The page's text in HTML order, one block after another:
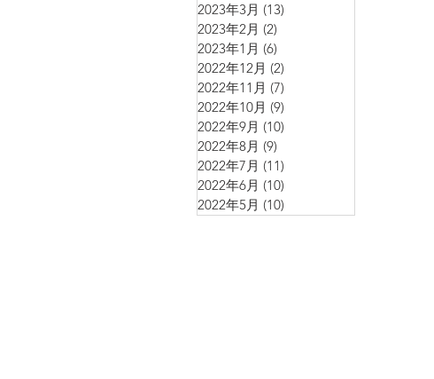
2023年3月 (13)
2023年2月 (2)
2023年1月 (6)
2022年12月 (2)
2022年11月 (7)
2022年10月 (9)
2022年9月 (10)
2022年8月 (9)
2022年7月 (11)
2022年6月 (10)
2022年5月 (10)